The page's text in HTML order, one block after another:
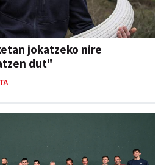
jokatzeko nire
dut"